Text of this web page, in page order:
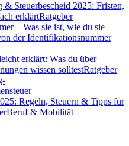
& Steuerbescheid 2025: Fristen,
erklärtRatgeber
– Was sie ist, wie du sie
der Identifikationsnummer
erklärt: Was du über
wissen solltestRatgeber
Regeln, Steuern & Tipps für
Beruf & Mobilität